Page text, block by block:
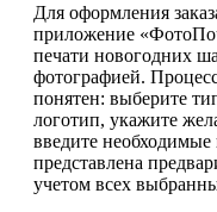
Для оформления
приложение
печати новогодних
фотографией.
понятен: выберите
логотип, укажите
введите
представлена
учетом всех